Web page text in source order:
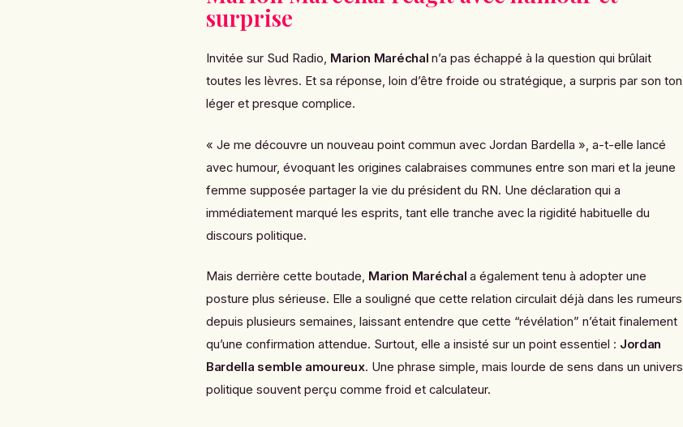
surprise
Invitée sur Sud Radio, Marion Maréchal n’a pas échappé à la question qui brûlait
toutes les lèvres. Et sa réponse, loin d’être froide ou stratégique, a surpris par son ton
léger et presque complice.
« Je me découvre un nouveau point commun avec Jordan Bardella », a-t-elle lancé
avec humour, évoquant les origines calabraises communes entre son mari et la jeune
femme supposée partager la vie du président du RN. Une déclaration qui a
immédiatement marqué les esprits, tant elle tranche avec la rigidité habituelle du
discours politique.
Mais derrière cette boutade, Marion Maréchal a également tenu à adopter une
posture plus sérieuse. Elle a souligné que cette relation circulait déjà dans les rumeurs
depuis plusieurs semaines, laissant entendre que cette “révélation” n’était finalement
qu’une confirmation attendue. Surtout, elle a insisté sur un point essentiel : Jordan
Bardella semble amoureux. Une phrase simple, mais lourde de sens dans un univers
politique souvent perçu comme froid et calculateur.